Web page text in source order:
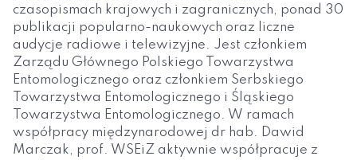
czasopismach krajowych i zagranicznych, ponad 30
publikacji popularno-naukowych oraz liczne
audycje radiowe i telewizyjne. Jest członkiem
Zarządu Głównego Polskiego Towarzystwa
Entomologicznego oraz członkiem Serbskiego
Towarzystwa Entomologicznego i Śląskiego
Towarzystwa Entomologicznego. W ramach
współpracy międzynarodowej dr hab. Dawid
Marczak, prof. WSEiZ aktywnie współpracuje z